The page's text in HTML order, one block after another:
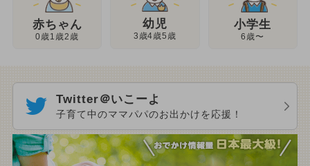
赤ちゃん
0歳1歳2歳
幼児
3歳4歳5歳
小学生
6歳〜
Twitter＠いこーよ
子育て中のママパパのお出かけを応援！